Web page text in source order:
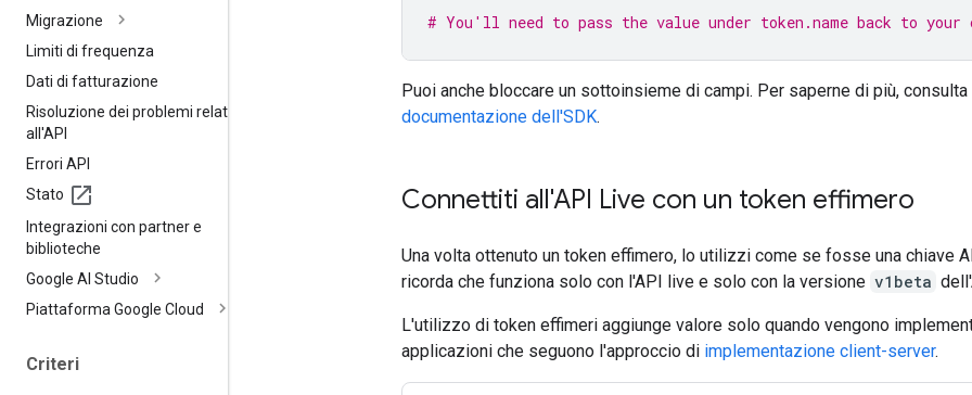
Migrazione
Limiti di frequenza
Dati di fatturazione
Risoluzione dei problemi relativi
all'API
Errori API
Stato
Integrazioni con partner e
biblioteche
Google AI Studio
Piattaforma Google Cloud
Criteri
# You'll need to pass the value under token.name back to
Puoi anche bloccare un sottoinsieme di campi. Per saperne di più, consulta
documentazione dell'SDK.
Connettiti all'API Live con un token effimero
Una volta ottenuto un token effimero, lo utilizzi come se fosse una chiave
ricorda che funziona solo con l'API live e solo con la versione v1beta
L'utilizzo di token effimeri aggiunge valore solo quando vengono
applicazioni che seguono l'approccio di implementazione client-server.